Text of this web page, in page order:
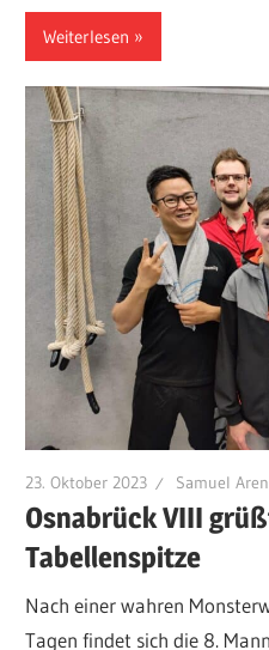
Weiterlesen
23. Oktober 2023 Samuel
Osnabrück VIII
Tabellenspitze
Nach einer wahren
Tagen findet sich die 8.